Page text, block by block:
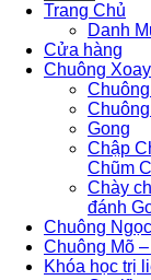
Trang Chủ
Danh
Cửa hàng
Chuông
Gong
Chập
Chũm
Chày
đánh
Chuông
Chuông Mõ
Khóa học trị